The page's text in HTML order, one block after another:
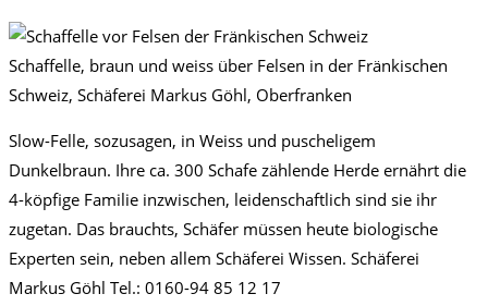
Schaffelle, braun und weiss über Felsen in der Fränkischen
Schweiz, Schäferei Markus Göhl, Oberfranken
Slow-Felle, sozusagen, in Weiss und puscheligem
Dunkelbraun. Ihre ca. 300 Schafe zählende Herde ernährt die
4-köpfige Familie inzwischen, leidenschaftlich sind sie ihr
zugetan. Das brauchts, Schäfer müssen heute biologische
Experten sein, neben allem Schäferei Wissen. Schäferei
Markus Göhl Tel.: 0160-94 85 12 17